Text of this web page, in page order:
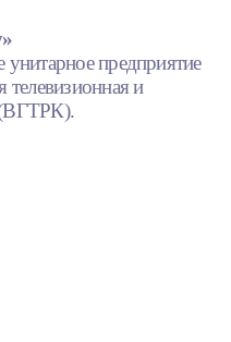
унитарное предприятие
телевизионная и
(ВГТРК).